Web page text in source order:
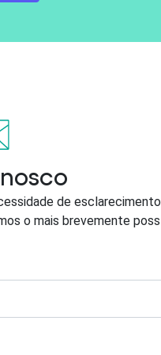
de
o mais brevemente